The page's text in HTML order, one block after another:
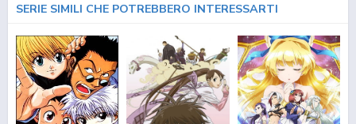
SERIE SIMILI CHE POTREBBERO INTERESSARTI